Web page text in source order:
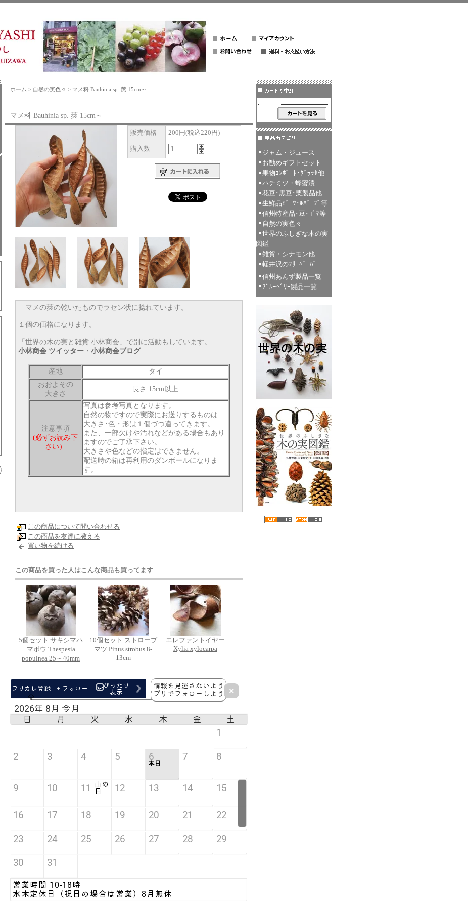
ホーム > 自然の実色々 > マメ科 Bauhinia sp. 莢 15cm～
マメ科 Bauhinia sp. 莢 15cm～
販売価格 200円(税込220円)
購入数
マメの莢の乾いたものでラセン状に捻れています。
１個の価格になります。
「世界の木の実と雑貨 小林商会」で別に活動もしています。
小林商会 ツイッター ・ 小林商会ブログ
産地
タイ
おおよその
大きさ
長さ 15cm以上
注意事項
(必ずお読み下
さい）
写真は参考写真となります。
自然の物ですので実際にお送りするものは
大きさ･色・形は１個づつ違ってきます。
また、一部欠けや汚れなどがある場合もあり
ますのでご了承下さい。
大きさや色などの指定はできません。
配送時の箱は再利用のダンボールになりま
す。
この商品について問い合わせる
この商品を友達に教える
買い物を続ける
この商品を買った人はこんな商品も買ってます
5個セット サキシマハ
マボウ Thespesia
populnea 25～40mm
10個セット ストローブ
マツ Pinus strobus 8-
13cm
エレファントイヤー
Xylia xylocarpa
ジャム・ジュース
お勧めギフトセット
果物ｺﾝﾎﾟｰﾄ･ｸﾞﾗｯｾ他
ハチミツ・蜂蜜漬
花豆･黒豆･栗製品他
生鮮品ﾋﾞｰﾂ･ﾙﾊﾞｰﾌﾞ等
信州特産品･豆･ｺﾞﾏ等
自然の実色々
世界のふしぎな木の実
図鑑
雑貨・シナモン他
軽井沢のﾌﾘｰﾍﾟｰﾊﾟｰ
信州あんず製品一覧
ﾌﾞﾙｰﾍﾞﾘｰ製品一覧